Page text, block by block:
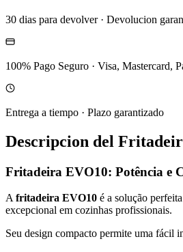
30 dias para devolver· Devolucion
100% Pago Seguro · Visa, Mastercard,
Entrega a tiempo · Plazo garantizado
Descripcion del
Fritadeira EVO10: Potência e
Afritadeira EVO10 é a solução
excepcional em cozinhas profissionais.
Seu design compacto permite uma fácil